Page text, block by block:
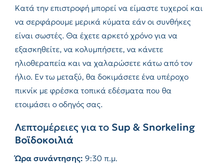
Κατά την επιστροφή μπορεί να είμαστε τυχεροί και
να σερφάρουμε μερικά κύματα εάν οι συνθήκες
είναι σωστές. Θα έχετε αρκετό χρόνο για να
εξασκηθείτε, να κολυμπήσετε, να κάνετε
ηλιοθεραπεία και να χαλαρώσετε κάτω από τον
ήλιο. Εν τω μεταξύ, θα δοκιμάσετε ένα υπέροχο
πικνίκ με φρέσκα τοπικά εδέσματα που θα
ετοιμάσει ο οδηγός σας.
Λεπτομέρειες για το Sup & Snorkeling
Βοϊδοκοιλιά
Ώρα συνάντησης: 9:30 π.μ.